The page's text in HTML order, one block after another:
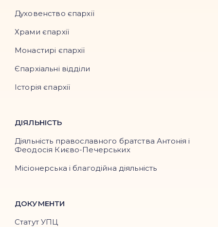
Духовенство єпархії
Храми єпархії
Монастирі єпархії
Єпархіальні відділи
Історія єпархії
ДІЯЛЬНІСТЬ
Діяльність православного братства Антонія і
Феодосія Києво-Печерських
Місіонерська і благодійна діяльність
ДОКУМЕНТИ
Статут УПЦ